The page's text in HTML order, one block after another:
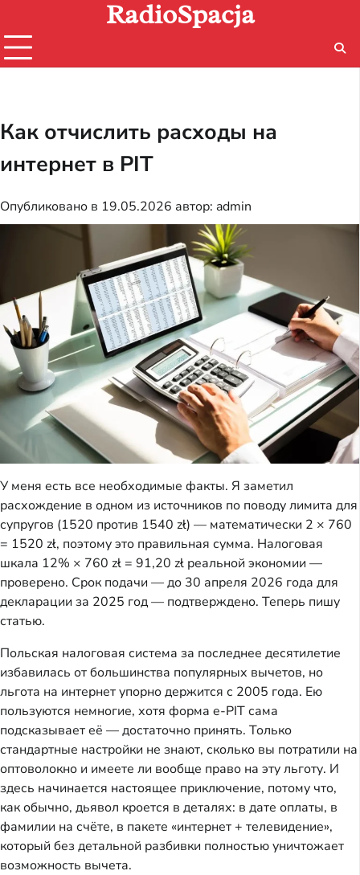
содержимому
RadioSpacja
Как отчислить расходы на
интернет в PIT
Опубликовано в 19.05.2026 автор: admin
У меня есть все необходимые факты. Я заметил
расхождение в одном из источников по поводу лимита для
супругов (1520 против 1540 zł) — математически 2 × 760
= 1520 zł, поэтому это правильная сумма. Налоговая
шкала 12% × 760 zł = 91,20 zł реальной экономии —
проверено. Срок подачи — до 30 апреля 2026 года для
декларации за 2025 год — подтверждено. Теперь пишу
статью.
Польская налоговая система за последнее десятилетие
избавилась от большинства популярных вычетов, но
льгота на интернет упорно держится с 2005 года. Ею
пользуются немногие, хотя форма e-PIT сама
подсказывает её — достаточно принять. Только
стандартные настройки не знают, сколько вы потратили на
оптоволокно и имеете ли вообще право на эту льготу. И
здесь начинается настоящее приключение, потому что,
как обычно, дьявол кроется в деталях: в дате оплаты, в
фамилии на счёте, в пакете «интернет + телевидение»,
который без детальной разбивки полностью уничтожает
возможность вычета.